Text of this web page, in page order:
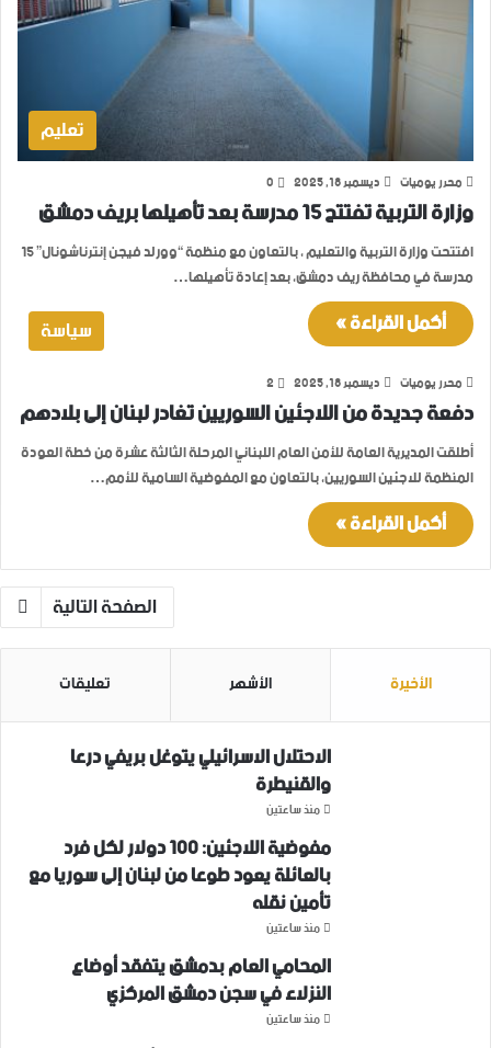
تعليم
محرر يوميات ديسمبر 18, 2025 0
وزارة التربية تفتتح 15 مدرسة بعد تأهيلها بريف دمشق
افتتحت وزارة التربية والتعليم ، بالتعاون مع منظمة “وورلد فيجن إنترناشونال” 15
مدرسة في محافظة ريف دمشق، بعد إعادة تأهيلها…
أكمل القراءة » سياسة
محرر يوميات ديسمبر 18, 2025 2
دفعة جديدة من اللاجئين السوريين تغادر لبنان إلى بلادهم
أطلقت المديرية العامة للأمن العام اللبناني المرحلة الثالثة عشرة من خطة العودة
المنظمة للاجئين السوريين، بالتعاون مع المفوضية السامية للأمم…
أكمل القراءة »
الصفحة التالية
الأخيرة الأشهر تعليقات
الاحتلال الاسرائيلي يتوغل بريفي درعا
والقنيطرة
منذ ساعتين
مفوضية اللاجئين: 100 دولار لكل فرد
بالعائلة يعود طوعا من لبنان إلى سوريا مع
تأمين نقله
منذ ساعتين
المحامي العام بدمشق يتفقد أوضاع
النزلاء في سجن دمشق المركزي
منذ ساعتين